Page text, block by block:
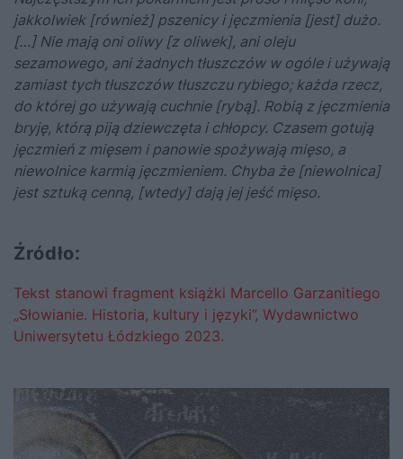
jakkolwiek [również] pszenicy i jęczmienia [jest] dużo.
[…] Nie mają oni oliwy [z oliwek], ani oleju
sezamowego, ani żadnych tłuszczów w ogóle i używają
zamiast tych tłuszczów tłuszczu rybiego; każda rzecz,
do której go używają cuchnie [rybą]. Robią z jęczmienia
bryję, którą piją dziewczęta i chłopcy. Czasem gotują
jęczmień z mięsem i panowie spożywają mięso, a
niewolnice karmią jęczmieniem. Chyba że [niewolnica]
jest sztuką cenną, [wtedy] dają jej jeść mięso.
Źródło:
Tekst stanowi fragment książki Marcello Garzanitiego
„Słowianie. Historia, kultury i języki”, Wydawnictwo
Uniwersytetu Łódzkiego 2023.